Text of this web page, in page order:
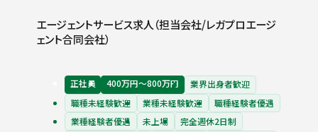
エージェントサービス求人（担当会社/レガプロエージ
ェント合同会社）
正社員 400万円〜800万円
業界出身者歓迎
職種未経験歓迎
業種未経験歓迎
職種経験者優遇
業種経験者優遇
未上場
完全週休2日制